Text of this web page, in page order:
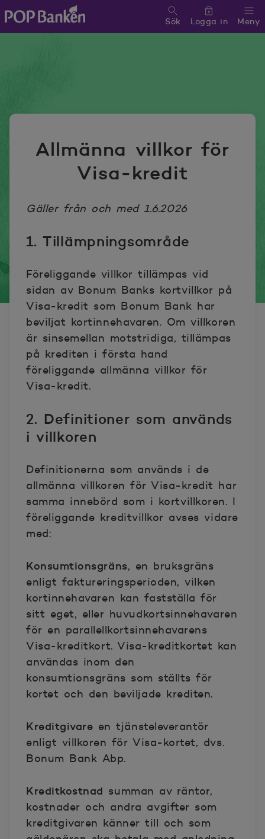
POP banken, till hemsidan
Meny
Sök Logga in
Allmänna villkor för
Visa-kredit
Gäller från och med 1.6.2026
1. Tillämpningsområde
Föreliggande villkor tillämpas vid
sidan av Bonum Banks kortvillkor på
Visa-kredit som Bonum Bank har
beviljat kortinnehavaren. Om villkoren
är sinsemellan motstridiga, tillämpas
på krediten i första hand
föreliggande allmänna villkor för
Visa-kredit.
2. Definitioner som används
i villkoren
Definitionerna som används i de
allmänna villkoren för Visa-kredit har
samma innebörd som i kortvillkoren. I
föreliggande kreditvillkor avses vidare
med:
Konsumtionsgräns, en bruksgräns
enligt faktureringsperioden, vilken
kortinnehavaren kan fastställa för
sitt eget, eller huvudkortsinnehavaren
för en parallellkortsinnehavarens
Visa-kreditkort. Visa-kreditkortet kan
användas inom den
konsumtionsgräns som ställts för
kortet och den beviljade krediten.
Kreditgivare en tjänsteleverantör
enligt villkoren för Visa-kortet, dvs.
Bonum Bank Abp.
Kreditkostnad summan av räntor,
kostnader och andra avgifter som
kreditgivaren känner till och som